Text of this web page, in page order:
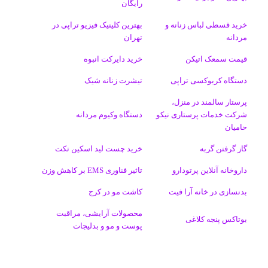
م
رایگان
خرید قسطی لباس زنانه و
مردانه
بهترین کلینیک فیزیو تراپی در
تهران
قیمت سمعک اتیکن خرید دایرکت انبوه
دستگاه کربوکسی تراپی تیشرت زنانه شیک
پرستار سالمند در منزل،
شرکت خدمات پرستاری نیکو
حامیان
دستگاه وکیوم مردانه
گاز گرفتن گربه خرید چست لید اسکین تکت
داروخانه آنلاین پرتودارو تاثیر فناوری EMS بر کاهش وزن
بدنسازی در خانه آرا فیت کاشت مو در کرج
بوتاکس پنجه کلاغی
محصولات آرایشی، مراقبت
پوست و مو و بدلیجات